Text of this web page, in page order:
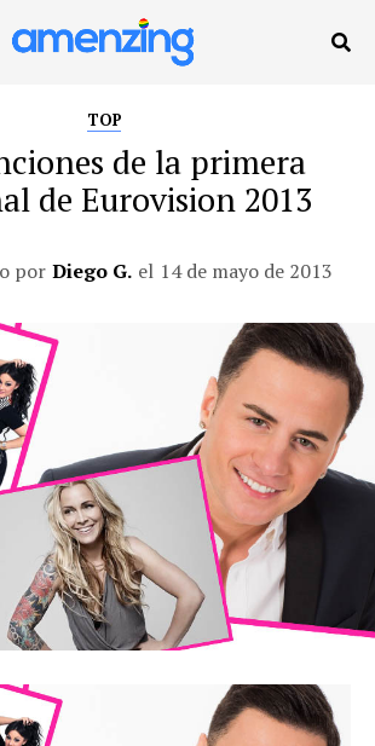
TOP
de la primera
de Eurovision 2013
por Diego G. el 14 de mayo de 2013